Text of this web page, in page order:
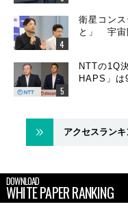
衛星コン
と」 宇宙
NTTの1Q
HAPS」は
アクセスラン
DOWNLOAD
WHITE PAPER RANKING